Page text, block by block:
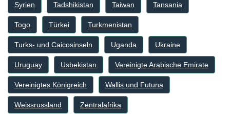
Syrien Tadshikistan Taiwan Tansania
Togo Türkei Turkmenistan
Turks- und Caicosinseln Uganda Ukraine
Uruguay Usbekistan Vereinigte Arabische Emirate
Vereinigtes Königreich Wallis und Futuna
Weissrussland Zentralafrika